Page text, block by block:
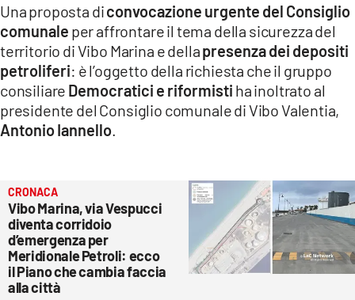
LACONAIR.IT
LACITYMAG.IT
ILREGGINO.IT
COSENZACHANNEL.IT
CATANZAROCHANNEL.IT
LACAPITALENEWS.IT
App
ANDROID
Una proposta diconvocazione urgente del Consiglio
comunale per affrontare il tema della sicurezza del
territorio di Vibo Marina e dellapresenza dei depositi
petroliferi: è l’oggetto della richiesta che il gruppo
consiliare Democratici e riformisti ha inoltrato al
presidente del Consiglio comunale di Vibo Valentia,
Antonio Iannello
CRONACA
Vibo Marina, via Vespucci
diventa corridoio
d’emergenza per
Meridionale Petroli: ecco
il Piano che cambia faccia
alla città